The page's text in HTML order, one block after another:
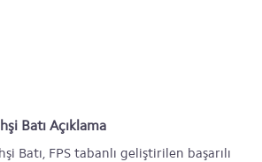
Batı Açıklama
Batı, FPS tabanlı geliştirilen başarılı